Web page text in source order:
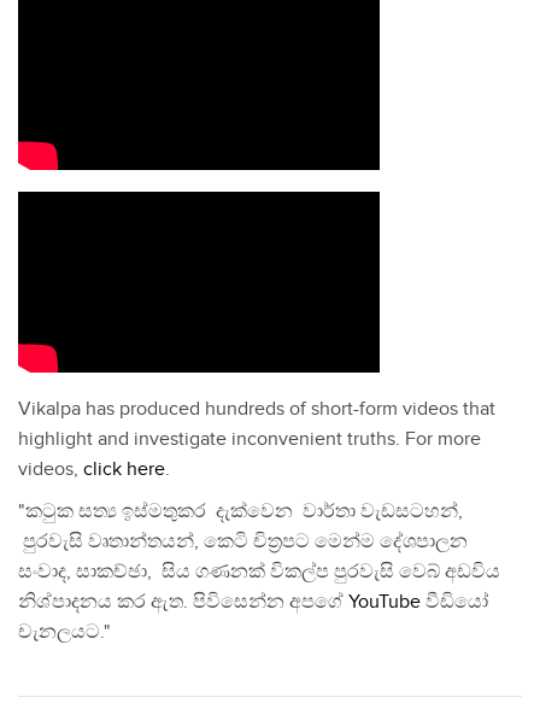
Vikalpa has produced hundreds of short-form videos that
highlight and investigate inconvenient truths. For more
videos, click here.
"කටුක සත්‍ය ඉස්මතුකර දැක්වෙන වාර්තා වැඩසටහන්,
පුරවැසි වෘතාන්තයන්, කෙටි චිත්‍රපට මෙන්ම දේශපාලන
සංවාද, සාකච්ඡා, සිය ගණනක් විකල්ප පුරවැසි වෙබ් අඩවිය
නිශ්පාදනය කර ඇත. පිවිසෙන්න අපගේ YouTube වීඩියෝ
චැනලයට."